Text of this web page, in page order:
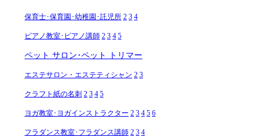
保育士･保育園･幼稚園･託児所 2 3 4
ピアノ教室･ピアノ講師 2 3 4 5
ペット サロン･ペット トリマー
エステサロン・エステティシャン 2 3
クラフト紙の名刺 2 3 4 5
ヨガ教室･ヨガインストラクター 2 3 4 5 6
フラダンス教室･フラダンス講師 2 3 4